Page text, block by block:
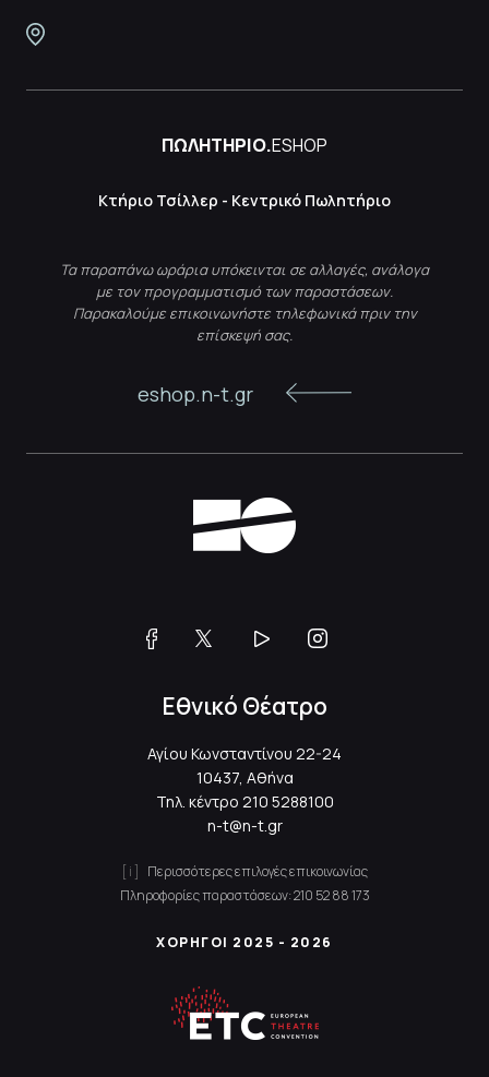
ΠΩΛΗΤΗΡΙΟ.ESHOP
Κτήριο Τσίλλερ - Κεντρικό Πωλητήριο
Τα παραπάνω ωράρια υπόκεινται σε αλλαγές, ανάλογα
με τον προγραμματισμό των παραστάσεων.
Παρακαλούμε επικοινωνήστε τηλεφωνικά πριν την
επίσκεψή σας.
eshop.n-t.gr
Εθνικό Θέατρο
Αγίου Κωνσταντίνου 22-24
10437, Αθήνα
Τηλ. κέντρο 210 5288100
n-t@n-t.gr
Περισσότερες επιλογές επικοινωνίας
Πληροφορίες παραστάσεων:210 52 88 173
ΧΟΡΗΓΟΙ 2025 - 2026